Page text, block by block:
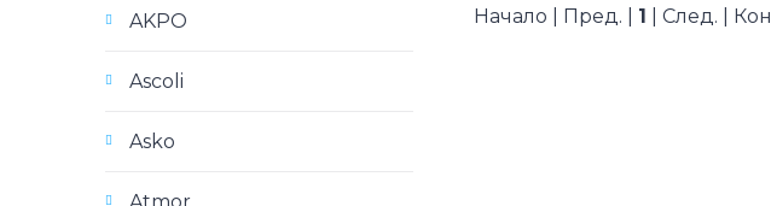
Начало | Пред. | 1 | След. |
AKPO
Ascoli
Asko